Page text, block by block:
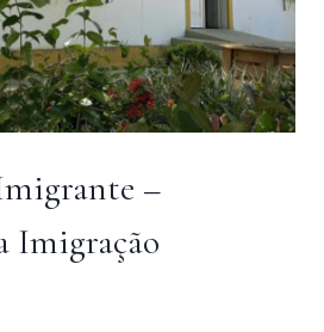
–
Imigração